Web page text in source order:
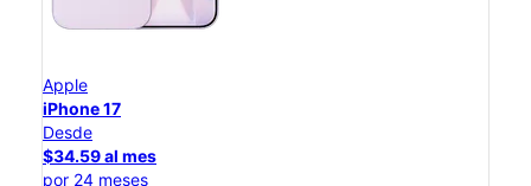
Apple
iPhone 17
Desde
$34.59 al mes
por 24 meses